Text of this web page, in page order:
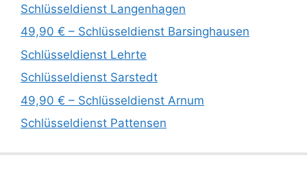
Schlüsseldienst Langenhagen
49,90 € – Schlüsseldienst Barsinghausen
Schlüsseldienst Lehrte
Schlüsseldienst Sarstedt
49,90 € – Schlüsseldienst Arnum
Schlüsseldienst Pattensen